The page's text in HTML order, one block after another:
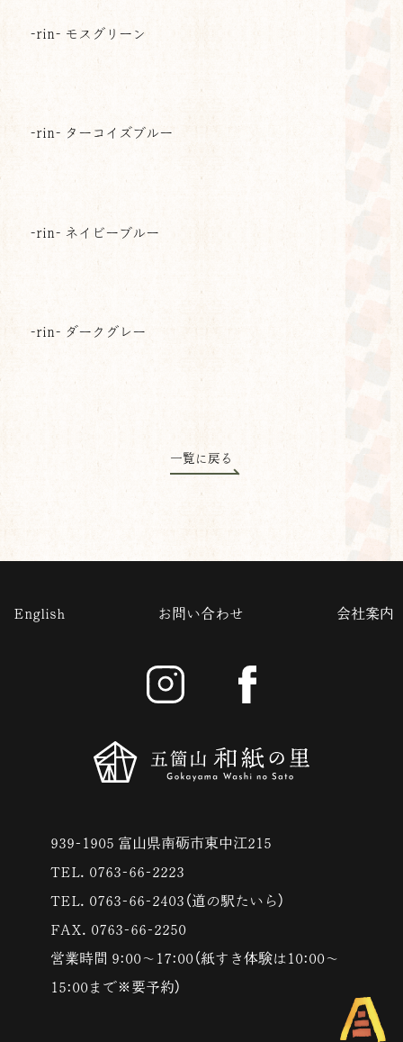
-rin- モスグリーン
-rin- ターコイズブルー
-rin- ネイビーブルー
-rin- ダークグレー
一覧に戻る
939-1905 富山県南砺市東中江215
TEL. 0763-66-2223
TEL. 0763-66-2403（道の駅たいら）
FAX. 0763-66-2250
営業時間 9:00〜17:00（紙すき体験は10:00〜
15:00まで※要予約）
English お問い合わせ 会社案内